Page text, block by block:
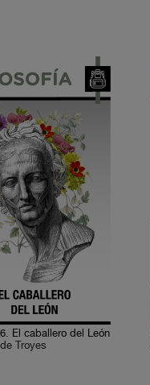
El caballero del León
Troyes